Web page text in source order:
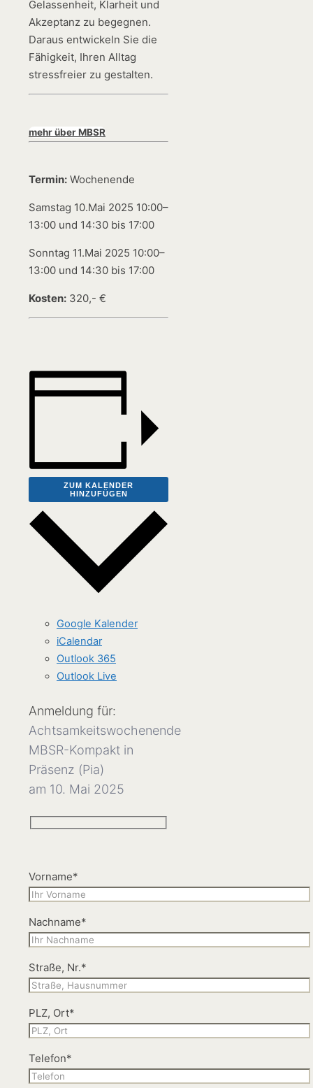
Gelassenheit, Klarheit und
Akzeptanz zu begegnen.
Daraus entwickeln Sie die
Fähigkeit, Ihren Alltag
stressfreier zu gestalten.
mehr über MBSR
Termin: Wochenende
Samstag 10.Mai 2025 10:00–
13:00 und 14:30 bis 17:00
Sonntag 11.Mai 2025 10:00–
13:00 und 14:30 bis 17:00
Kosten: 320,- €
ZUM KALENDER
HINZUFÜGEN
Google Kalender
iCalendar
Outlook 365
Outlook Live
Anmeldung für:
Achtsamkeitswochenende
MBSR-Kompakt in
Präsenz (Pia)
am 10. Mai 2025
Vorname*
Nachname*
Straße, Nr.*
PLZ, Ort*
Telefon*